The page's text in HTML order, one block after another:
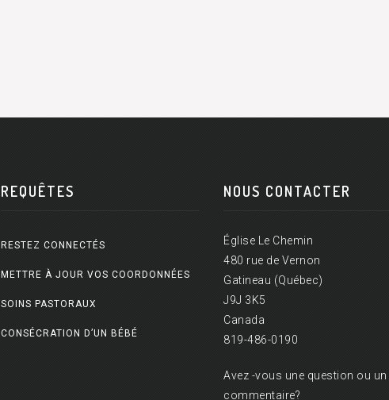
REQUÊTES
RESTEZ CONNECTÉS
METTRE À JOUR VOS COORDONNÉES
SOINS PASTORAUX
CONSÉCRATION D’UN BÉBÉ
NOUS CONTACTER
Église Le Chemin
480 rue de Vernon
Gatineau (Québec)
J9J 3K5
Canada
819-486-0190
Avez -vous une question ou un
commentaire?